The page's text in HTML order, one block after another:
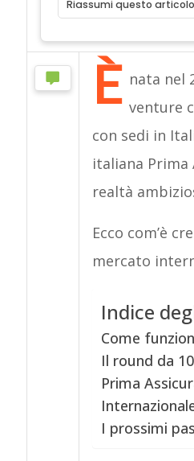
Riassumi questo articolo
È nata nel
venture
con sedi in
italiana Prima
realtà
Ecco com’è
mercato
Indice
Come
Il round da
Prima
I prossimi